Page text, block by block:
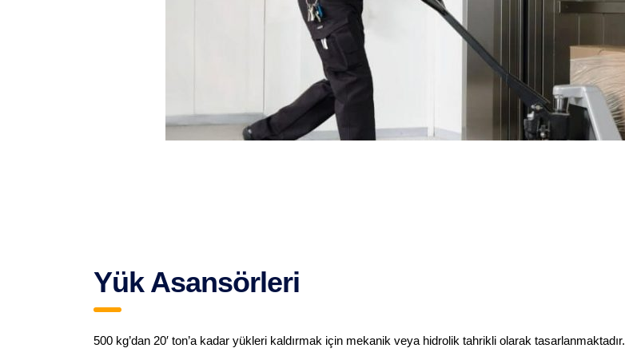
Yük Asansörleri
500 kg’dan 20′ ton’a kadar yükleri kaldırmak için mekanik veya hidrolik tahrikli olarak tasarlanmaktadır.